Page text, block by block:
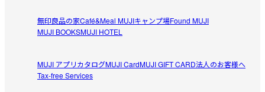
無印良品の家Café&Meal MUJIキャンプ場Found MUJI
MUJI BOOKSMUJI HOTEL
MUJI アプリカタログMUJI CardMUJI GIFT CARD法人のお客様へ
Tax-free Services